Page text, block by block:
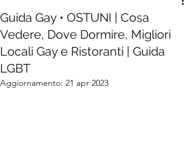
Guida Gay • OSTUNI | Cosa
Vedere, Dove Dormire, Migliori
Locali Gay e Ristoranti | Guida
LGBT
Aggiornamento: 21 apr 2023